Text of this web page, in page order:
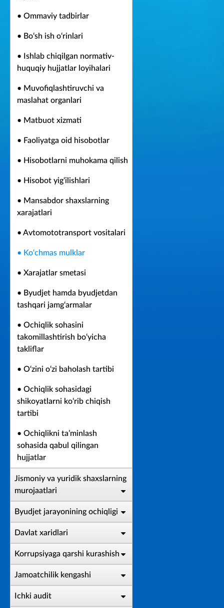
• Ommaviy tadbirlar
• Bo‘sh ish o‘rinlari
• Ishlab chiqilgan normativ-
huquqiy hujjatlar loyihalari
• Muvofiqlashtiruvchi va
maslahat organlari
• Matbuot xizmati
• Faoliyatga oid hisobotlar
• Hisobotlarni muhokama qilish
• Hisobot yig‘ilishlari
• Mansabdor shaxslarning
xarajatlari
• Avtomototransport vositalari
• Ko‘chmas mulklar
• Xarajatlar smetasi
• Byudjet hamda byudjetdan
tashqari jamg‘armalar
• Ochiqlik sohasini
takomillashtirish bo‘yicha
takliflar
• O‘zini o‘zi baholash tartibi
• Ochiqlik sohasidagi
shikoyatlarni ko‘rib chiqish
tartibi
• Ochiqlikni ta’minlash
sohasida qabul qilingan
hujjatlar
Jismoniy va yuridik shaxslarning
murojaatlari
Byudjet jarayonining ochiqligi
Davlat xaridlari
Korrupsiyaga qarshi kurashish
Jamoatchilik kengashi
Ichki audit